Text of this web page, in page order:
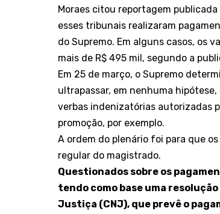
Moraes citou reportagem
esses tribunais realizaram
do Supremo. Em alguns casos, os
mais de R$ 495 mil, segundo a
Em 25 de março, o Supremo
ultrapassar, em nenhuma
verbas indenizatórias autorizadas
promoção, por exemplo.
A ordem do plenário foi para que
regular do magistrado.
Questionados sobre os
tendo como base uma
Justiça (CNJ), que prevê o